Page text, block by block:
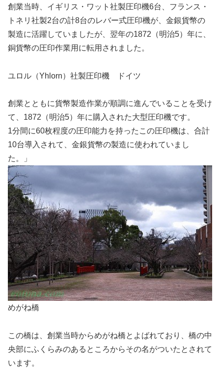
創業当時、イギリス・ワット社製圧印機6台、フランス・
トネリ社製2台の計8台のレバー式圧印機が、金銀貨幣の
製造に活躍していましたが、翌年の1872（明治5）年に、
銅貨幣の圧印作業用に転用されました。
ユロル（Yhlorn）社製圧印機 ドイツ
創業とともに貨幣製造作業が順調に進んでいることを受け
て、1872（明治5）年に購入された大型圧印機です。
1分間に60枚程度の圧印能力を持ったこの圧印機は、合計
10台導入されて、金銀貨幣の製造に使われていまし
た。」
めがね橋
この橋は、創業当時からめがね橋とよばれており、橋の中
央部にふくらみのあるところからその名がついたとされて
います。